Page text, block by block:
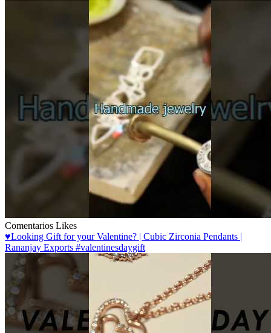
Comentarios Likes
♥️Looking Gift for your Valentine? | Cubic Zirconia Pendants |
Rananjay Exports #valentinesdaygift